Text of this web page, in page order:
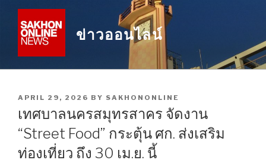
content
ข่าวออนไลน์
POSTED
APRIL 29, 2026 BY SAKHONONLINE
เทศบาลนครสมุทรสาคร จัดงาน
“Street Food” กระตุ้น ศก. ส่งเสริม
ท่องเที่ยว ถึง 30 เม.ย. นี้